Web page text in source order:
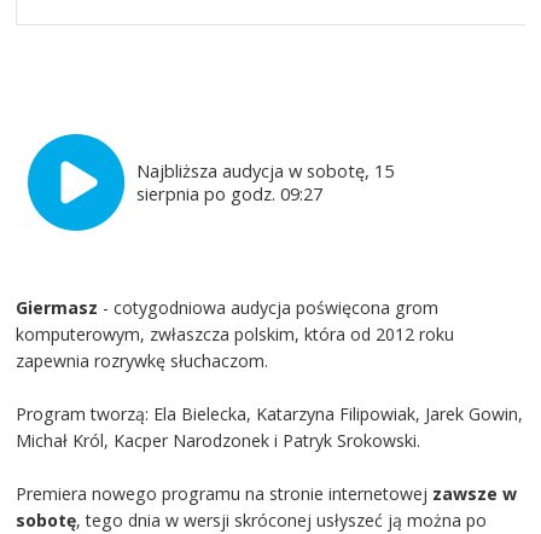
Najbliższa audycja w sobotę, 15
sierpnia po godz. 09:27
Giermasz - cotygodniowa audycja poświęcona grom
komputerowym, zwłaszcza polskim, która od 2012 roku
zapewnia rozrywkę słuchaczom.
Program tworzą: Ela Bielecka, Katarzyna Filipowiak, Jarek Gowin,
Michał Król, Kacper Narodzonek i Patryk Srokowski.
Premiera nowego programu na stronie internetowej zawsze w
sobotę, tego dnia w wersji skróconej usłyszeć ją można po